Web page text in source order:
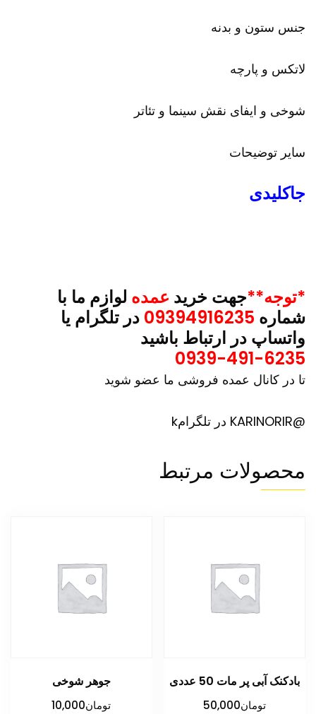
جنس ستون و بدنه
لاتکس و پارچه
شوخی و ایفای نقش سینما و تئاتر
سایر توضیحات
جاکلیدی
*توجه**جهت خرید عمده لوازم ما با
شماره
در تلگرام یا
واتساپ در ارتباط باشید
0939-491-6235
تا در کانال عمده فروشی ما عضو شوید
@KARINORIR در تلگرامk
محصولات مرتبط
بادکنک آبی پر مات 50 عددی
تومان50,000
جوهر شوخی
تومان10,000